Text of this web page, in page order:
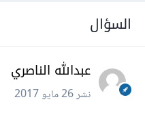
السؤال
عبدالله الناصري
نشر26 مايو 2017